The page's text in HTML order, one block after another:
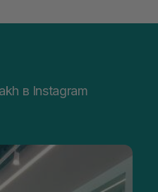
в Instagram